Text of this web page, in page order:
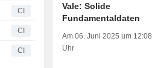
CI
CI
CI
Vale: Solide
Fundamentaldaten
Am 06. Juni 2025 um 12:08
Uhr